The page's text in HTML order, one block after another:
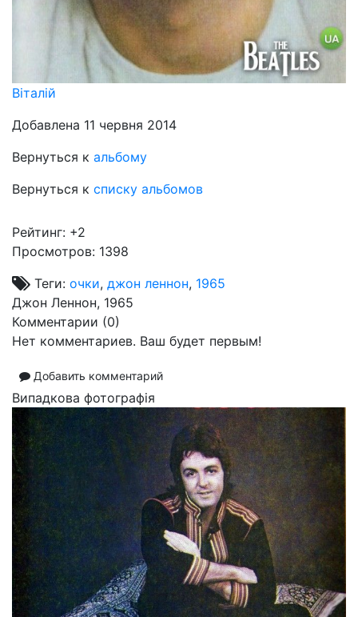
Віталій
Добавлена 11 червня 2014
Вернуться к альбому
Вернуться к списку альбомов
Рейтинг: +2
Просмотров: 1398
Теги: очки, джон леннон, 1965
Джон Леннон, 1965
Комментарии (0)
Нет комментариев. Ваш будет первым!
Добавить комментарий
Випадкова фотографія